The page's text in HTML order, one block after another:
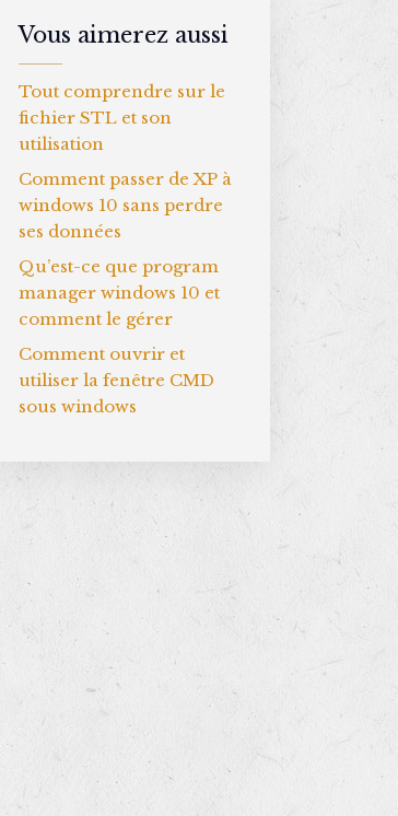
Vous aimerez aussi
Tout comprendre sur le
fichier STL et son
utilisation
Comment passer de XP à
windows 10 sans perdre
ses données
Qu’est-ce que program
manager windows 10 et
comment le gérer
Comment ouvrir et
utiliser la fenêtre CMD
sous windows